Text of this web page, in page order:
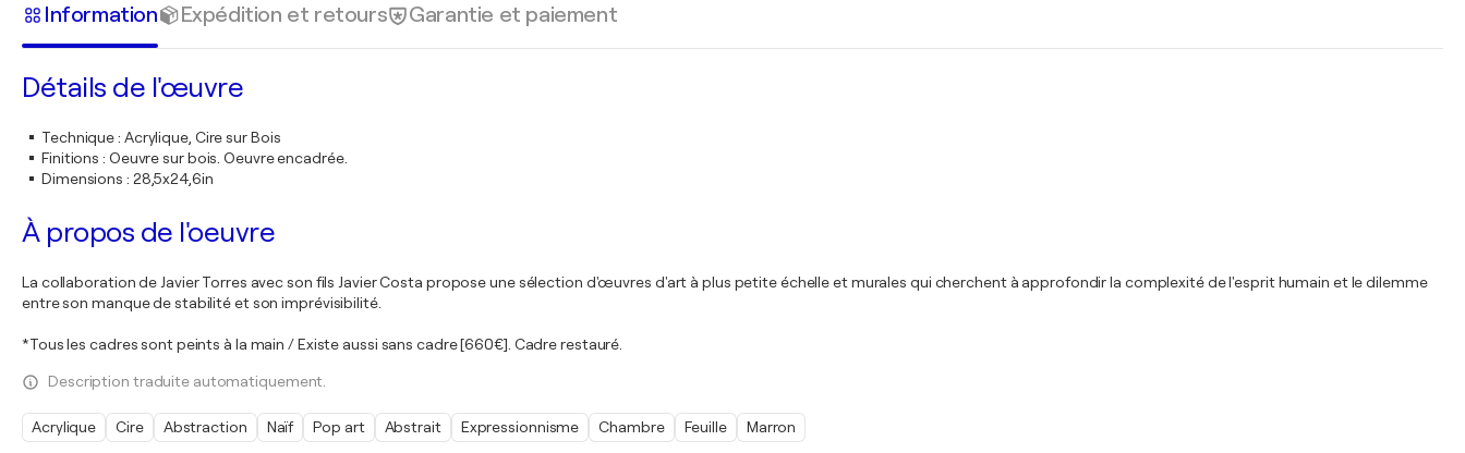
Information Expédition et retours Garantie et paiement
Détails de l'œuvre
Technique: Acrylique, Cire sur Bois
Finitions : Oeuvre sur bois. Oeuvre encadrée.
Dimensions : 28,5x24,6in
À propos de l'oeuvre
La collaboration de Javier Torres avec son fils Javier Costa propose une sélection d'œuvres d'art à plus petite échelle et murales qui cherchent à approfondir la complexité de l'esprit humain et le dilemme
entre son manque de stabilité et son imprévisibilité.
*Tous les cadres sont peints à la main / Existe aussi sans cadre [660€]. Cadre restauré.
Description traduite automatiquement.
Acrylique Cire Abstraction Naïf Pop art Abstrait Expressionnisme Chambre Feuille Marron